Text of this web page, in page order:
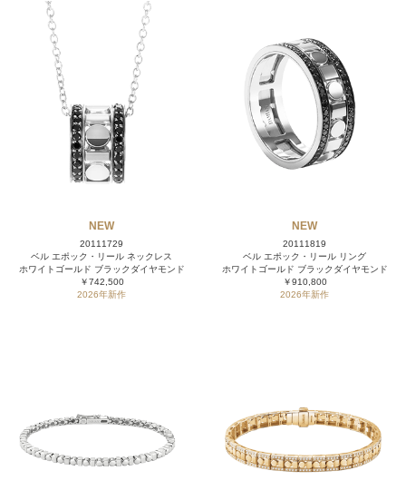
NEW
20111729
ベル エポック・リール ネックレス
ホワイトゴールド ブラックダイヤモンド
￥742,500
2026年新作
NEW
20111819
ベル エポック・リール リング
ホワイトゴールド ブラックダイヤモンド
￥910,800
2026年新作